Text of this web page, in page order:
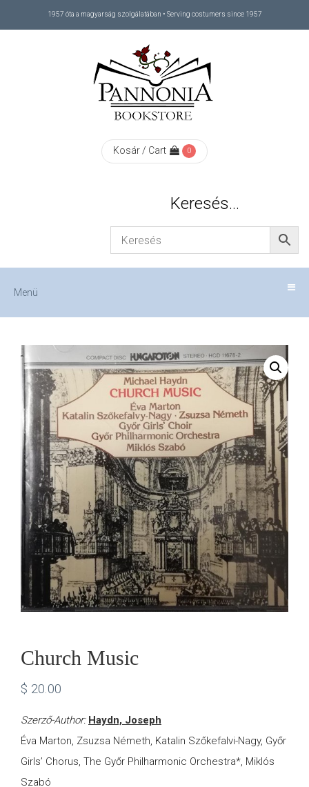
1957 óta a magyarság szolgálatában • Serving costumers since 1957
Kosár / Cart 0
Keresés…
Menü
SHOP
KAPCSOLAT
CONTACT
Church Music
$ 20.00
Szerző-Author: Haydn, Joseph
Éva Marton, Zsuzsa Németh, Katalin Szőkefalvi-Nagy, Győr
Girls’ Chorus, The Győr Philharmonic Orchestra*, Miklós
Szabó